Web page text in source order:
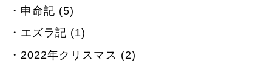
申命記 (5)
エズラ記 (1)
2022年クリスマス (2)